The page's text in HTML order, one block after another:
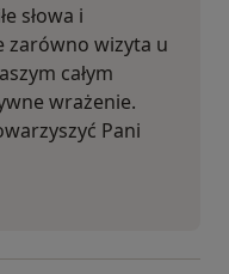
słowa i
zarówno wizyta u
całym
wrażenie.
Pani